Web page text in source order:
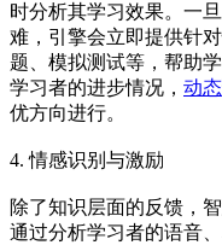
时分析其学习效果。一
难，引擎会立即提供针
题、模拟测试等，帮助
学习者的进步情况， 动态
优方向进行。
4. 情感识别与激励
除了知识层面的反馈，
通过分析学习者的语音